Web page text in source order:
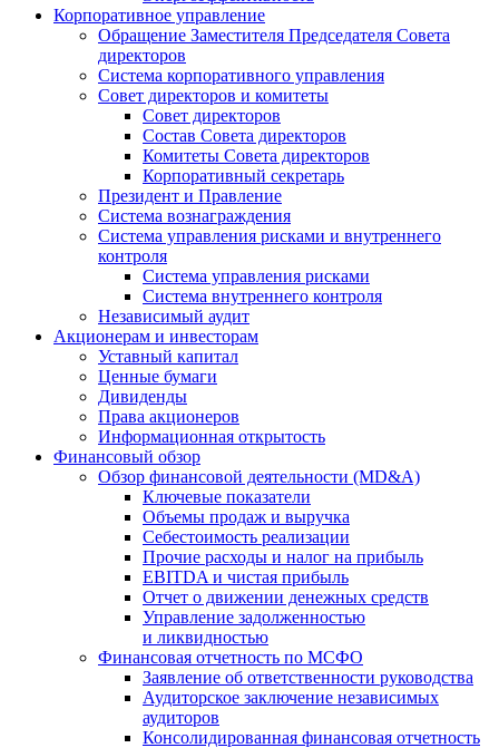
Корпоративное управление
Обращение Заместителя Председателя Совета
директоров
Система корпоративного управления
Совет директоров и комитеты
Совет директоров
Состав Совета директоров
Комитеты Совета директоров
Корпоративный секретарь
Президент и Правление
Система вознаграждения
Система управления рисками и внутреннего
контроля
Система управления рисками
Система внутреннего контроля
Независимый аудит
Акционерам и инвесторам
Уставный капитал
Ценные бумаги
Дивиденды
Права акционеров
Информационная открытость
Финансовый обзор
Обзор финансовой деятельности (MD&A)
Ключевые показатели
Объемы продаж и выручка
Себестоимость реализации
Прочие расходы и налог на прибыль
EBITDA и чистая прибыль
Отчет о движении денежных средств
Управление задолженностью
и ликвидностью
Финансовая отчетность по МСФО
Заявление об ответственности руководства
Аудиторское заключение независимых
аудиторов
Консолидированная финансовая отчетность